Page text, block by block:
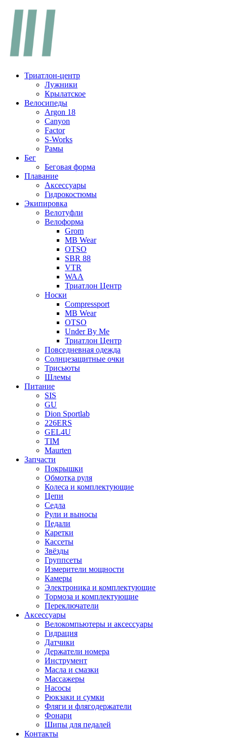
Перейти
содержимому
Триатлон-центр
Лужники
Крылатское
Велосипеды
Argon 18
Canyon
Factor
S-Works
Рамы
Бег
Беговая форма
Плавание
Аксессуары
Гидрокостюмы
Экипировка
Велотуфли
Велоформа
Grom
MB Wear
OTSO
SBR 88
VTR
WAA
Триатлон Центр
Носки
Compressport
MB Wear
OTSO
Under By Me
Триатлон Центр
Повседневная одежда
Солнцезащитные очки
Трисьюты
Шлемы
Питание
SIS
GU
Dion Sportlab
226ERS
GEL4U
TIM
Maurten
Запчасти
Покрышки
Обмотка руля
Колеса и комплектующие
Цепи
Седла
Рули и выносы
Педали
Каретки
Кассеты
Звёзды
Группсеты
Измерители мощности
Камеры
Электроника и комплектующие
Тормоза и комплектующие
Переключатели
Аксессуары
Велокомпьютеры и аксессуары
Гидрация
Датчики
Держатели номера
Инструмент
Масла и смазки
Массажеры
Насосы
Рюкзаки и сумки
Фляги и флягодержатели
Фонари
Шипы для педалей
Контакты